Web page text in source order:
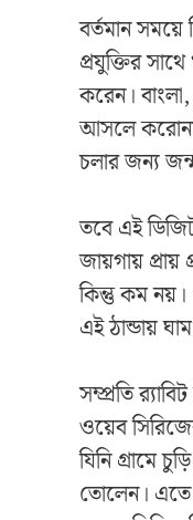
বর্তমান সময়ে
প্রযুক্তির
করেন।
আসলে করোনা
চলার জন্য
তবে এই
জায়গায়
কিন্তু কম নয়।
এই ঠান্ডায়
সম্প্রতি
ওয়েব
যিনি গ্রামে
তোলেন। এতে